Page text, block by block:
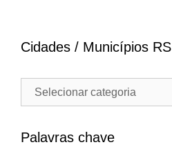
Cidades / Municípios RS
Cidades
Municípios
Palavras chave